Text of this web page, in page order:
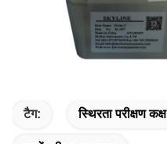
टैग: स्थिरता परीक्षण कक्ष